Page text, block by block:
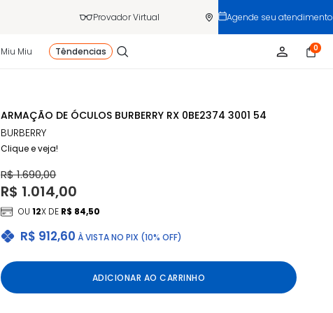
Provador Virtual Agende seu atendimento
Miu Miu Têndencias 0
ARMAÇÃO DE ÓCULOS BURBERRY RX 0BE2374 3001 54
BURBERRY
Clique e veja!
R$ 912,60 À VISTA NO PIX (10% OFF)
R$ 1.690,00
R$ 1.014,00
OU12X DE R$ 84,50
ADICIONAR AO CARRINHO